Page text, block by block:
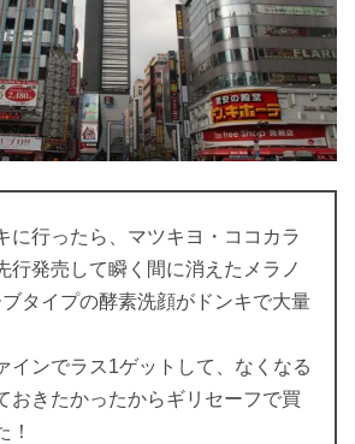
に行ったら、マツキヨ・ココカラ
行発売して瞬く間に消えたメラノ
タイプの酵素洗顔がドンキで大量
インでラス1ゲットして、なくなる
おきたかったからギリセーフで買
！